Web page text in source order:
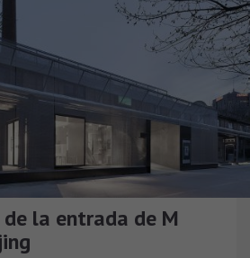
la entrada de M